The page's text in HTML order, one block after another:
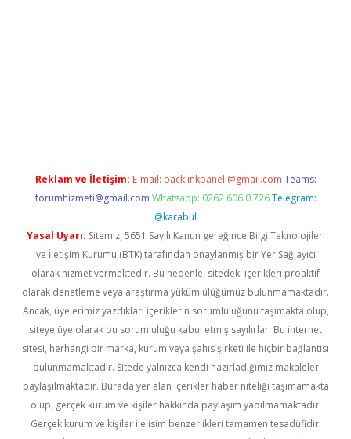
Reklam ve İletişim: E-mail: backlinkpaneli@gmail.com Teams:
forumhizmeti@gmail.com Whatsapp: 0262 606 0 726 Telegram:
@karabul
Yasal Uyarı: Sitemiz, 5651 Sayılı Kanun gereğince Bilgi Teknolojileri
ve İletişim Kurumu (BTK) tarafından onaylanmış bir Yer Sağlayıcı
olarak hizmet vermektedir. Bu nedenle, sitedeki içerikleri proaktif
olarak denetleme veya araştırma yükümlülüğümüz bulunmamaktadır.
Ancak, üyelerimiz yazdıkları içeriklerin sorumluluğunu taşımakta olup,
siteye üye olarak bu sorumluluğu kabul etmiş sayılırlar. Bu internet
sitesi, herhangi bir marka, kurum veya şahıs şirketi ile hiçbir bağlantısı
bulunmamaktadır. Sitede yalnızca kendi hazırladığımız makaleler
paylaşılmaktadır. Burada yer alan içerikler haber niteliği taşımamakta
olup, gerçek kurum ve kişiler hakkında paylaşım yapılmamaktadır.
Gerçek kurum ve kişiler ile isim benzerlikleri tamamen tesadüfidir.